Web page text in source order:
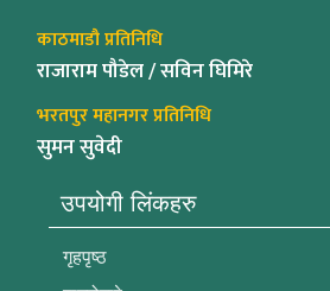
काठमाडौ प्रतिनिधि
राजाराम पौडेल / सविन घिमिरे
भरतपुर महानगर प्रतिनिधि
सुमन सुवेदी
उपयोगी लिंकहरु
गृहपृष्ठ